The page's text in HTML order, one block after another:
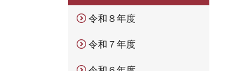
令和８年度
令和７年度